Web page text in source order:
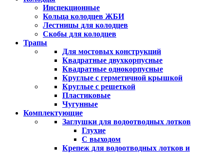
Инспекционные
Кольца колодцев ЖБИ
Лестницы для колодцев
Скобы для колодцев
Трапы
Для мостовых конструкций
Квадратные двухкорпусные
Квадратные однокорпусные
Круглые с герметичной крышкой
Круглые с решеткой
Пластиковые
Чугунные
Комплектующие
Заглушки для водоотводных лотков
Глухие
С выходом
Крепеж для водоотводных лотков и